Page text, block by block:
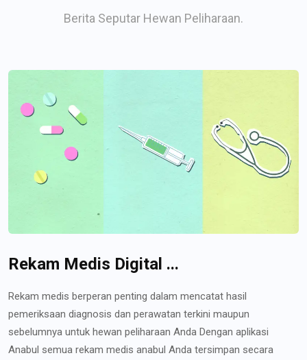
Berita Seputar Hewan Peliharaan.
Rekam Medis Digital ...
Rekam medis berperan penting dalam mencatat hasil
pemeriksaan diagnosis dan perawatan terkini maupun
sebelumnya untuk hewan peliharaan Anda Dengan aplikasi
Anabul semua rekam medis anabul Anda tersimpan secara